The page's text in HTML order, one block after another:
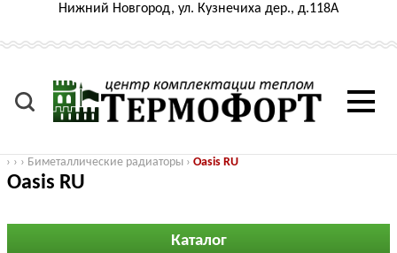
Нижний Новгород, ул. Кузнечиха дер., д.118А
› › › Биметаллические радиаторы › Oasis RU
Oasis RU
Каталог